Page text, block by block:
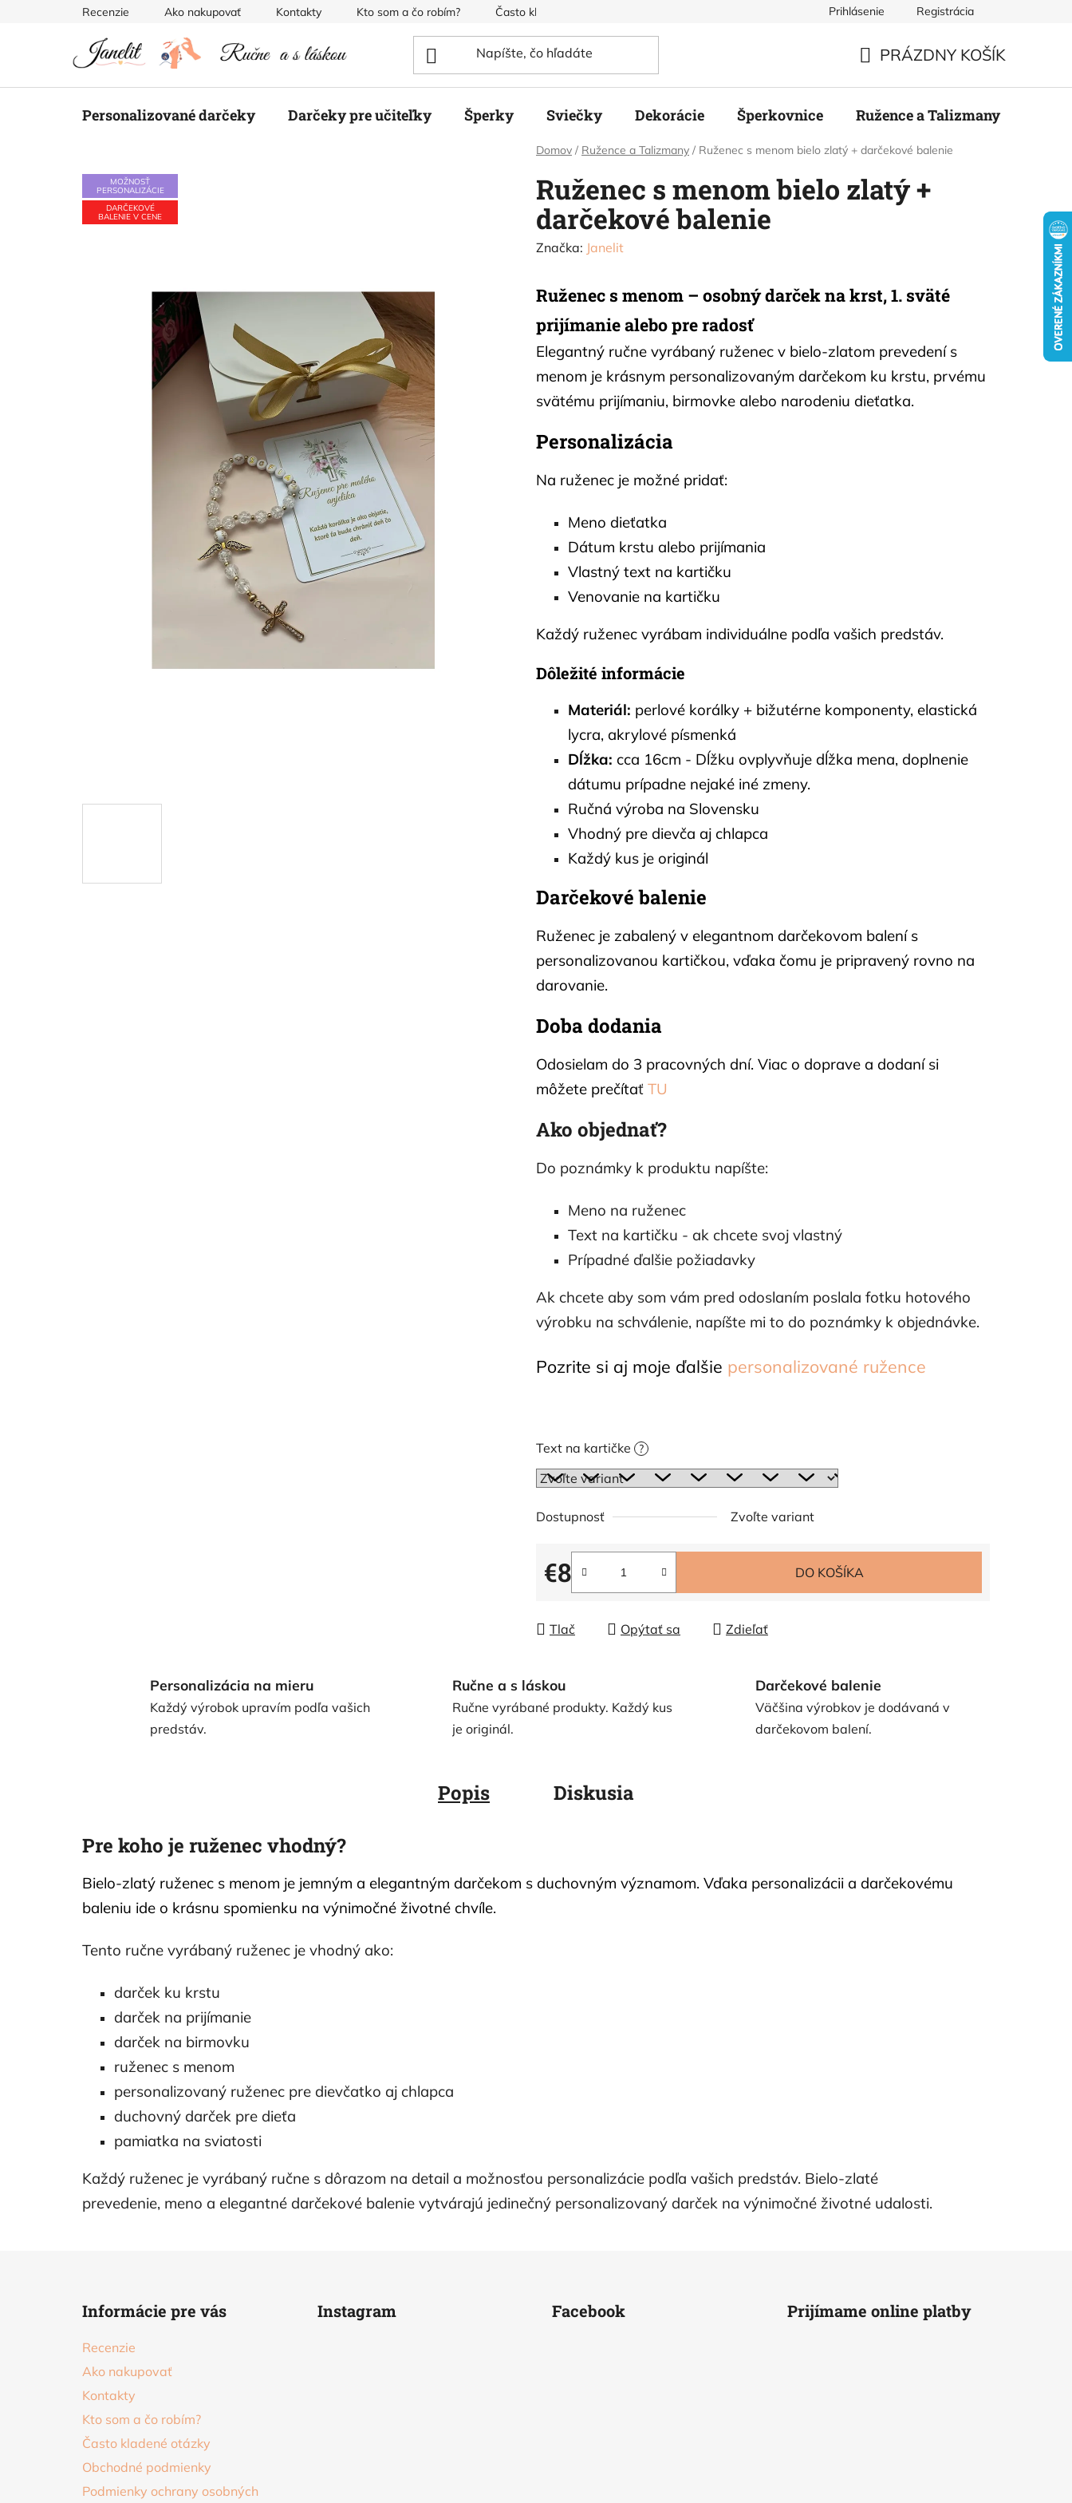
Recenzie Ako nakupovať Kontakty Kto som a čo robím? Často kladené otázky Podmienky ochrany osobných údajov
Prihlásenie Registrácia
KOŠÍK
PRÁZDNY KOŠÍK
Personalizované darčeky Darčeky pre učiteľky Šperky Sviečky Dekorácie Šperkovnice Ružence a Talizmany
Domov / Ružence a Talizmany / Ruženec s menom bielo zlatý + darčekové balenie
Ruženec s menom bielo zlatý +
darčekové balenie
Značka: Janelit
Ruženec s menom – osobný darček na krst, 1. sväté
prijímanie alebo pre radosť
Elegantný ručne vyrábaný ruženec v bielo-zlatom prevedení s
menom je krásnym personalizovaným darčekom ku krstu, prvému
svätému prijímaniu, birmovke alebo narodeniu dieťatka.
Personalizácia
Na ruženec je možné pridať:
Meno dieťatka
Dátum krstu alebo prijímania
Vlastný text na kartičku
Venovanie na kartičku
Každý ruženec vyrábam individuálne podľa vašich predstáv.
Dôležité informácie
Materiál: perlové korálky + bižutérne komponenty, elastická
lycra, akrylové písmenká
Dĺžka: cca 16cm - Dĺžku ovplyvňuje dĺžka mena, doplnenie
dátumu prípadne nejaké iné zmeny.
Ručná výroba na Slovensku
Vhodný pre dievča aj chlapca
Každý kus je originál
Darčekové balenie
Ruženec je zabalený v elegantnom darčekovom balení s
personalizovanou kartičkou, vďaka čomu je pripravený rovno na
darovanie.
Doba dodania
Odosielam do 3 pracovných dní. Viac o doprave a dodaní si
môžete prečítať TU
Ako objednať?
Do poznámky k produktu napíšte:
Meno na ruženec
Text na kartičku - ak chcete svoj vlastný
Prípadné ďalšie požiadavky
Ak chcete aby som vám pred odoslaním poslala fotku hotového
výrobku na schválenie, napíšte mi to do poznámky k objednávke.
Pozrite si aj moje ďalšie personalizované ružence
Text na kartičke ?
Dostupnosť Zvoľte variant
€8
Jednotková cena:
DO KOŠÍKA
Tlač Opýtať sa Zdieľať
MOŽNOSŤ
PERSONALIZÁCIE
DARČEKOVÉ
BALENIE V CENE
Personalizácia na mieru
Každý výrobok upravím podľa vašich
predstáv.
Ručne a s láskou
Ručne vyrábané produkty. Každý kus
je originál.
Darčekové balenie
Väčšina výrobkov je dodávaná v
darčekovom balení.
Popis Diskusia
Pre koho je ruženec vhodný?
Bielo-zlatý ruženec s menom je jemným a elegantným darčekom s duchovným významom. Vďaka personalizácii a darčekovému
baleniu ide o krásnu spomienku na výnimočné životné chvíle.
Tento ručne vyrábaný ruženec je vhodný ako:
darček ku krstu
darček na prijímanie
darček na birmovku
ruženec s menom
personalizovaný ruženec pre dievčatko aj chlapca
duchovný darček pre dieťa
pamiatka na sviatosti
Každý ruženec je vyrábaný ručne s dôrazom na detail a možnosťou personalizácie podľa vašich predstáv. Bielo-zlaté
prevedenie, meno a elegantné darčekové balenie vytvárajú jedinečný personalizovaný darček na výnimočné životné udalosti.
Informácie pre vás
Recenzie
Ako nakupovať
Kontakty
Kto som a čo robím?
Často kladené otázky
Obchodné podmienky
Podmienky ochrany osobných
Instagram Facebook Prijímame online platby